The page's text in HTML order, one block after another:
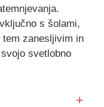
s šolami,
zanesljivim in
svetlobno